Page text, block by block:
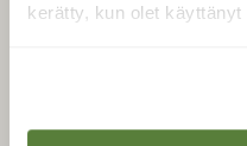
kerätty, kun olet käyttänyt